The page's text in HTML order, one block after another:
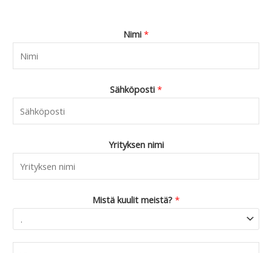
Nimi *
Sähköposti *
Yrityksen nimi
Mistä kuulit meistä? *